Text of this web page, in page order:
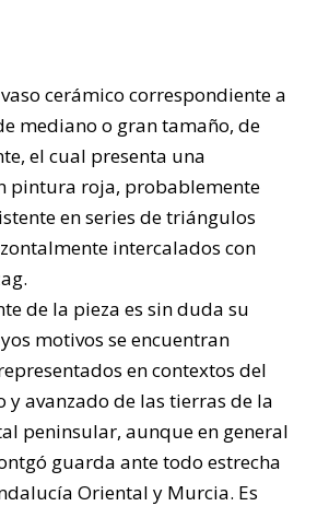
cerámico correspondiente a
mediano o gran tamaño, de
el cual presenta una
pintura roja, probablemente
en series de triángulos
intercalados con
de la pieza es sin duda su
motivos se encuentran
en contextos del
y avanzado de las tierras de la
peninsular, aunque en general
guarda ante todo estrecha
Oriental y Murcia. Es